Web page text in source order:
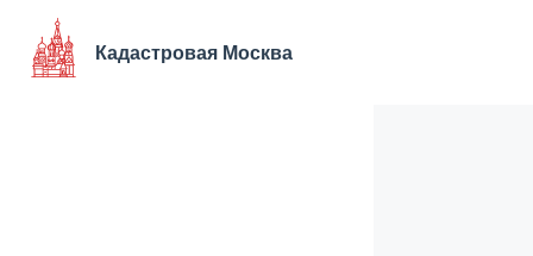
Перейти
содержимому
Кадастровая Москва